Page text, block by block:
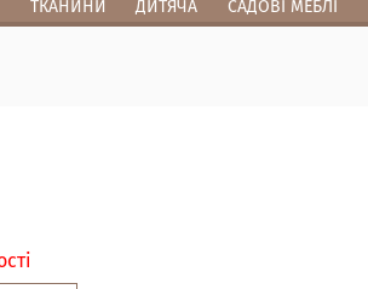
ТКАНИНИ ДИТЯЧА САДОВІ МЕБЛІ